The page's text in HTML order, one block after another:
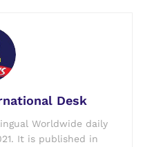
Desk
Worldwide daily
It is published in